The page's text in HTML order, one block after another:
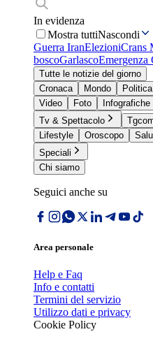
In evidenza
Mostra tuttiNascondi
Guerra IranElezioniCrans
boscoGarlascoEmergenza
Tutte le notizie del giorno
Cronaca
Mondo Politica
Video
Foto Infografiche
Tv & Spettacolo
Lifestyle
Oroscopo
Speciali
Chi siamo
Seguici anche su
Area personale
Help e Faq
Info e contatti
Termini del servizio
Utilizzo dati e privacy
Cookie Policy